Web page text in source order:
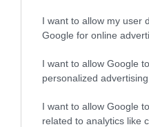
I want to allow my user
Google for online
I want to allow Google
personalized advertising.
I want to allow Google
related to analytics like
αποτέλεσμα και
συνθήκες. Διαθέτει
μπορούμε να
κατασκευή με
ενώ από 75cm και πάνω